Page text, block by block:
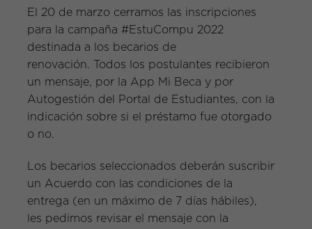
El 20 de marzo cerramos las inscripciones
para la campaña #EstuCompu 2022
destinada a los becarios de
renovación. Todos los postulantes recibieron
un mensaje, por la App Mi Beca y por
Autogestión del Portal de Estudiantes, con la
indicación sobre si el préstamo fue otorgado
o no.
Los becarios seleccionados deberán suscribir
un Acuerdo con las condiciones de la
entrega (en un máximo de 7 días hábiles),
les pedimos revisar el mensaje con la